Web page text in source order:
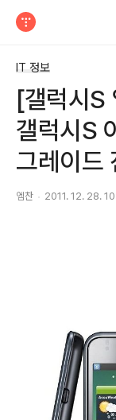
IT 정보
[갤럭시S
갤럭시S
그레이드
엠찬 2011. 12. 28.